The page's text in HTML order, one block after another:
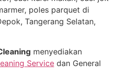
poles parquet di
Tangerang Selatan,
menyediakan
Service dan General